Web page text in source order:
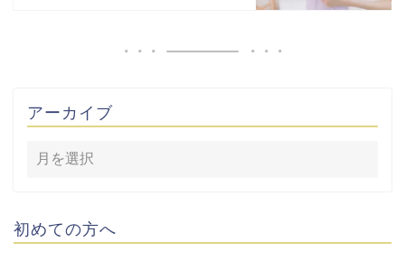
アーカイブ
初めての方へ